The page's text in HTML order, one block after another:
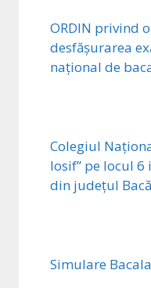
ORDIN privind
desfășurarea
național de
Colegiul
Iosif” pe locul
din județul
Simulare